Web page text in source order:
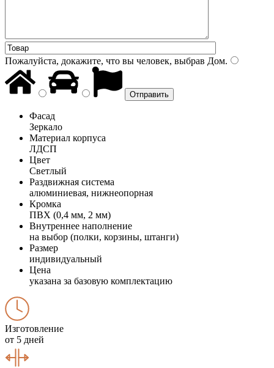
Пожалуйста, докажите, что вы человек, выбрав Дом.
Фасад
Зеркало
Материал корпуса
ЛДСП
Цвет
Светлый
Раздвижная система
алюминиевая, нижнеопорная
Кромка
ПВХ (0,4 мм, 2 мм)
Внутреннее наполнение
на выбор (полки, корзины, штанги)
Размер
индивидуальный
Цена
указана за базовую комплектацию
Изготовление
от 5 дней